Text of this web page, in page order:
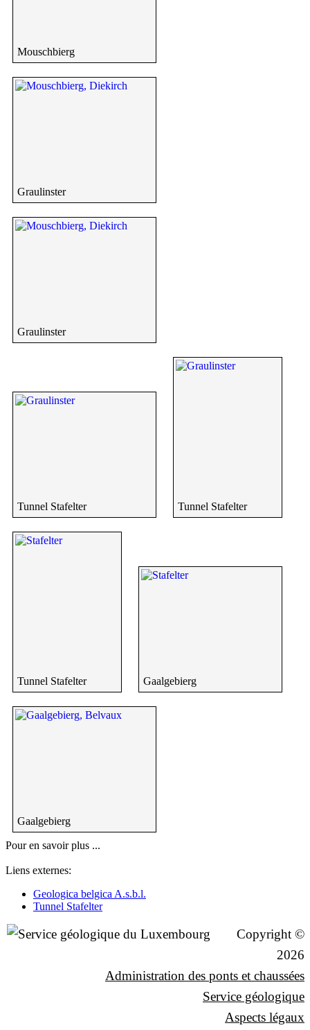
Mouschbierg
Graulinster
Graulinster
Tunnel Stafelter Tunnel Stafelter
Tunnel Stafelter Gaalgebierg
Gaalgebierg
Pour en savoir plus ...
Liens externes:
Geologica belgica A.s.b.l.
Tunnel Stafelter
Copyright ©
2026
Administration des ponts et chaussées
Service géologique
Aspects légaux